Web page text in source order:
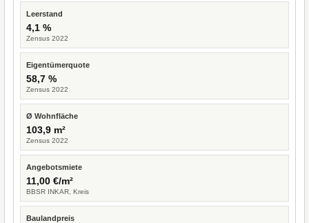
Leerstand
4,1 %
Zensus 2022
Eigentümerquote
58,7 %
Zensus 2022
Ø Wohnfläche
103,9 m²
Zensus 2022
Angebotsmiete
11,00 €/m²
BBSR INKAR, Kreis
Baulandpreis